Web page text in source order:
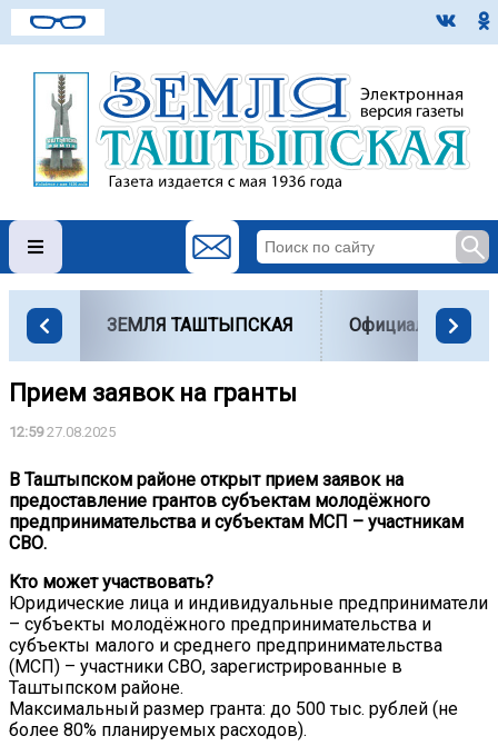
ЗЕМЛЯ ТАШТЫПСКАЯ Официально
Прием заявок на гранты
12:5927.08.2025
В Таштыпском районе открыт прием заявок на
предоставление грантов субъектам молодёжного
предпринимательства и субъектам МСП – участникам
СВО.
Кто может участвовать?
Юридические лица и индивидуальные предприниматели
– субъекты молодёжного предпринимательства и
субъекты малого и среднего предпринимательства
(МСП) – участники СВО, зарегистрированные в
Таштыпском районе.
Максимальный размер гранта: до 500 тыс. рублей (не
более 80% планируемых расходов).